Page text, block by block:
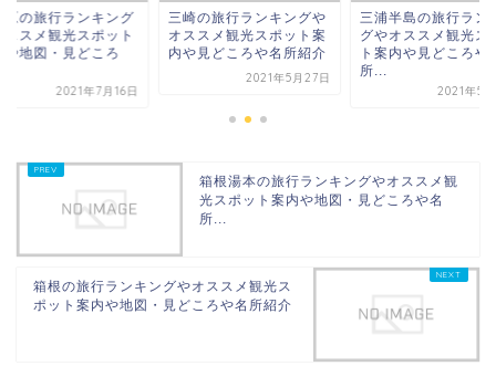
原の旅行ランキング
ススメ観光スポット
や地図・見どころ
2021年7月16日
三崎の旅行ランキングや
オススメ観光スポット案
内や見どころや名所紹介
2021年5月27日
三浦半島の旅行ラン
グやオススメ観光ス
ト案内や見どころや
所...
2021年5
箱根湯本の旅行ランキングやオススメ観
光スポット案内や地図・見どころや名
所...
箱根の旅行ランキングやオススメ観光ス
ポット案内や地図・見どころや名所紹介